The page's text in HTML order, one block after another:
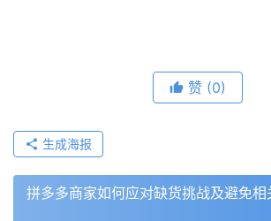
赞 (0)
生成海报
拼多多商家如何应对缺货挑战及避免相